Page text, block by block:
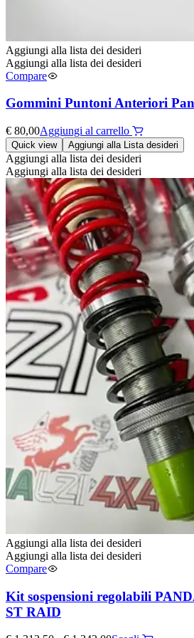
Aggiungi alla lista dei desideri
Aggiungi alla lista dei desideri
Compare
Gommini Puntoni Anteriori
€ 80,00Aggiungi al carrello
Quick view Aggiungi alla Lista desideri
Aggiungi alla lista dei desideri
Aggiungi alla lista dei desideri
Aggiungi alla lista dei desideri
Aggiungi alla lista dei desideri
Compare
Kit sospensioni regolabili
ST RAID